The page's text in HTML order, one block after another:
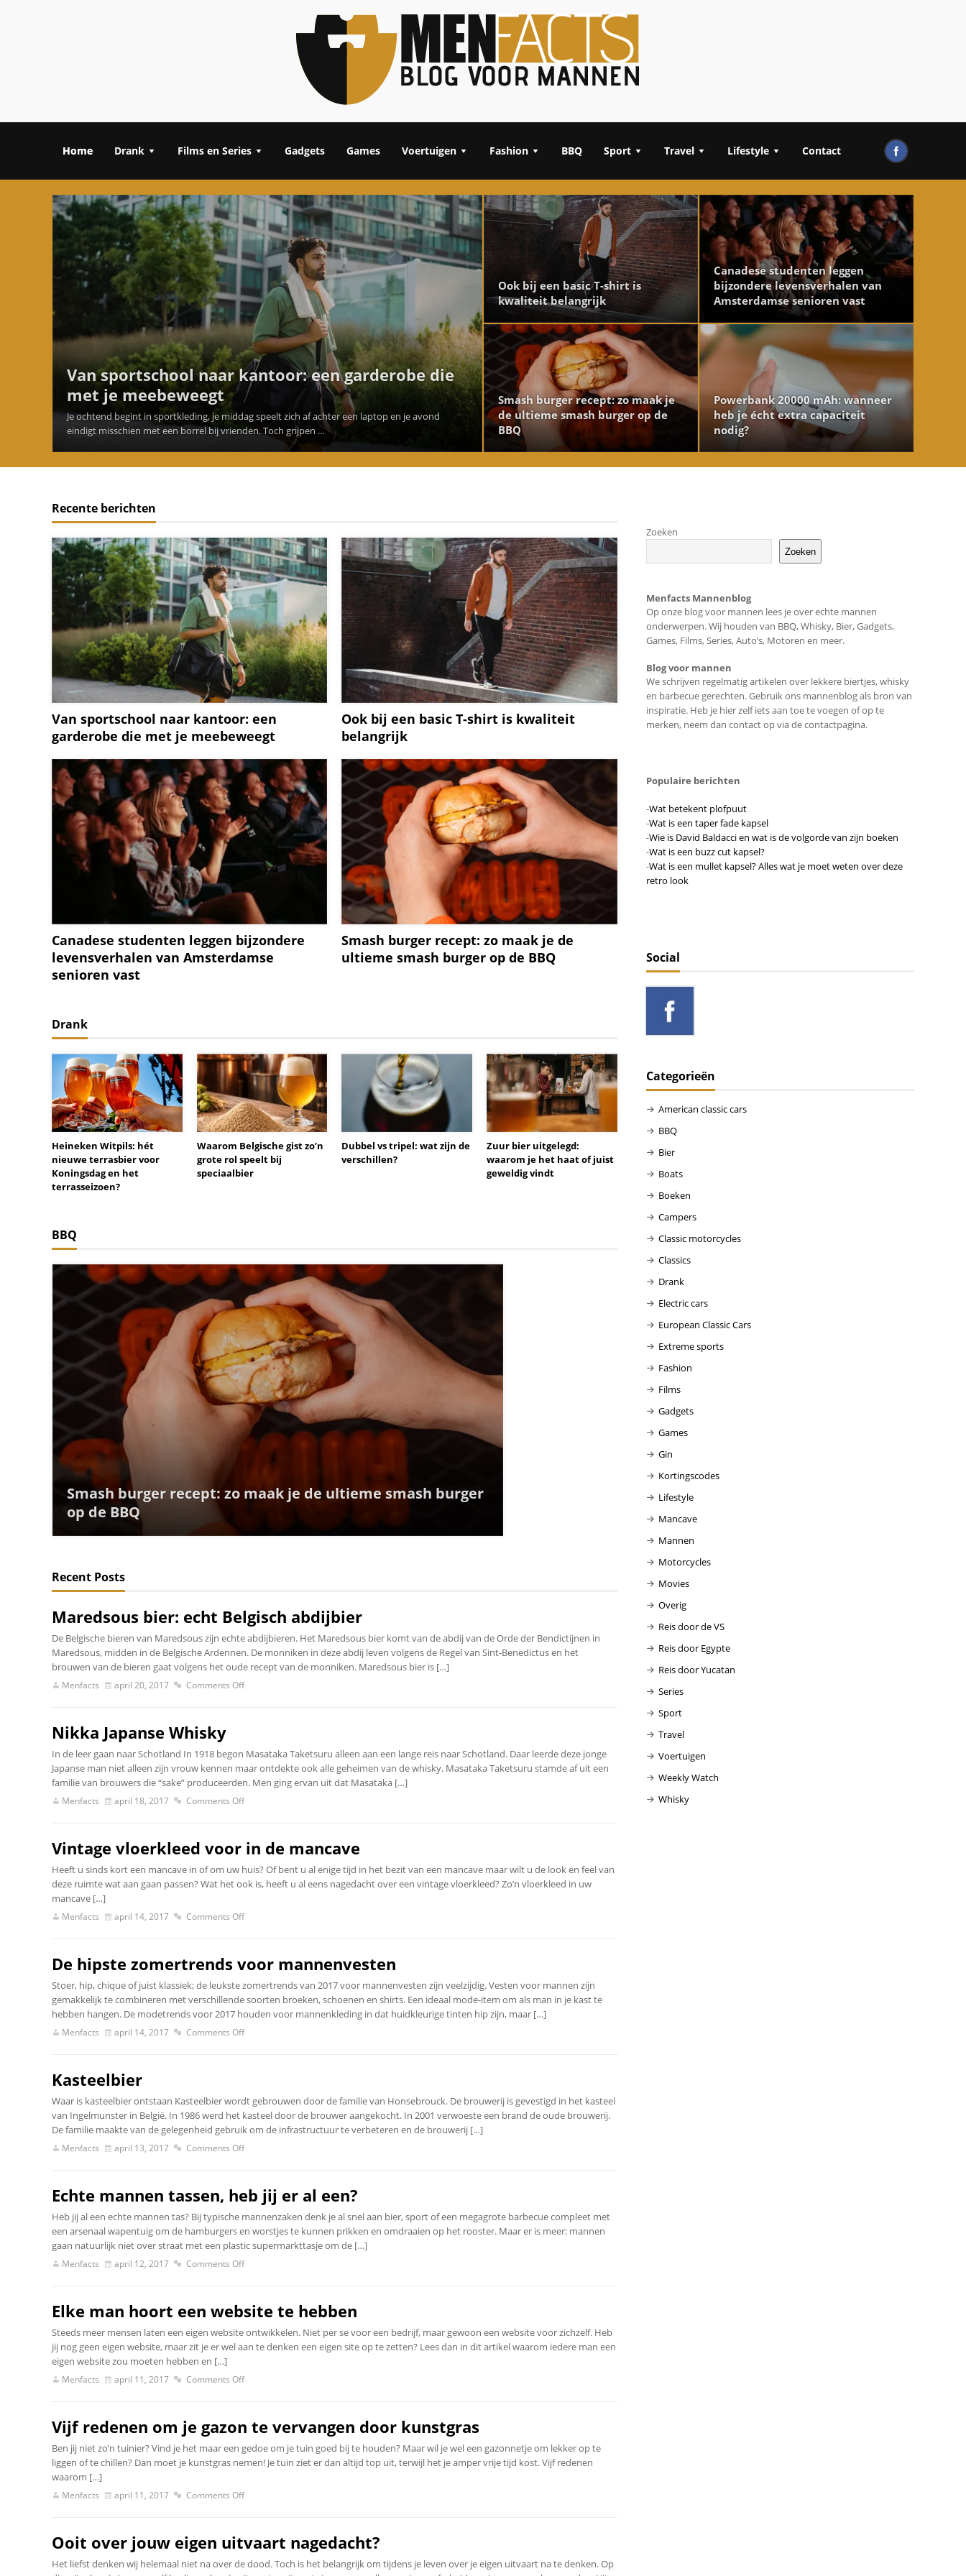
Home Drank Films en Series Gadgets Games Voertuigen Fashion BBQ Sport Travel Lifestyle Contact
Van sportschool naar kantoor: een garderobe die
met je meebeweegt
Je ochtend begint in sportkleding, je middag speelt zich af achter een laptop en je avond
eindigt misschien met een borrel bij vrienden. Toch grijpen ...
Ook bij een basic T-shirt is
kwaliteit belangrijk
Canadese studenten leggen
bijzondere levensverhalen van
Amsterdamse senioren vast
Smash burger recept: zo maak je
de ultieme smash burger op de
BBQ
Powerbank 20000 mAh: wanneer
heb je écht extra capaciteit
nodig?
Recente berichten
Van sportschool naar kantoor: een
garderobe die met je meebeweegt
Ook bij een basic T-shirt is kwaliteit
belangrijk
Canadese studenten leggen bijzondere
levensverhalen van Amsterdamse
senioren vast
Smash burger recept: zo maak je de
ultieme smash burger op de BBQ
Drank
Heineken Witpils: hét
nieuwe terrasbier voor
Koningsdag en het
terrasseizoen?
Waarom Belgische gist zo’n
grote rol speelt bij
speciaalbier
Dubbel vs tripel: wat zijn de
verschillen?
Zuur bier uitgelegd:
waarom je het haat of juist
geweldig vindt
BBQ
Smash burger recept: zo maak je de ultieme smash burger
op de BBQ
Recent Posts
Maredsous bier: echt Belgisch abdijbier
De Belgische bieren van Maredsous zijn echte abdijbieren. Het Maredsous bier komt van de abdij van de Orde der Bendictijnen in
Maredsous, midden in de Belgische Ardennen. De monniken in deze abdij leven volgens de Regel van Sint-Benedictus en het
brouwen van de bieren gaat volgens het oude recept van de monniken. Maredsous bier is […]
Menfacts april 20, 2017 Comments Off
Nikka Japanse Whisky
In de leer gaan naar Schotland In 1918 begon Masataka Taketsuru alleen aan een lange reis naar Schotland. Daar leerde deze jonge
Japanse man niet alleen zijn vrouw kennen maar ontdekte ook alle geheimen van de whisky. Masataka Taketsuru stamde af uit een
familie van brouwers die “sake” produceerden. Men ging ervan uit dat Masataka […]
Menfacts april 18, 2017 Comments Off
Vintage vloerkleed voor in de mancave
Heeft u sinds kort een mancave in of om uw huis? Of bent u al enige tijd in het bezit van een mancave maar wilt u de look en feel van
deze ruimte wat aan gaan passen? Wat het ook is, heeft u al eens nagedacht over een vintage vloerkleed? Zo’n vloerkleed in uw
mancave […]
Menfacts april 14, 2017 Comments Off
De hipste zomertrends voor mannenvesten
Stoer, hip, chique of juist klassiek; de leukste zomertrends van 2017 voor mannenvesten zijn veelzijdig. Vesten voor mannen zijn
gemakkelijk te combineren met verschillende soorten broeken, schoenen en shirts. Een ideaal mode-item om als man in je kast te
hebben hangen. De modetrends voor 2017 houden voor mannenkleding in dat huidkleurige tinten hip zijn, maar […]
Menfacts april 14, 2017 Comments Off
Kasteelbier
Waar is kasteelbier ontstaan Kasteelbier wordt gebrouwen door de familie van Honsebrouck. De brouwerij is gevestigd in het kasteel
van Ingelmunster in België. In 1986 werd het kasteel door de brouwer aangekocht. In 2001 verwoeste een brand de oude brouwerij.
De familie maakte van de gelegenheid gebruik om de infrastructuur te verbeteren en de brouwerij […]
Menfacts april 13, 2017 Comments Off
Echte mannen tassen, heb jij er al een?
Heb jij al een echte mannen tas? Bij typische mannenzaken denk je al snel aan bier, sport of een megagrote barbecue compleet met
een arsenaal wapentuig om de hamburgers en worstjes te kunnen prikken en omdraaien op het rooster. Maar er is meer: mannen
gaan natuurlijk niet over straat met een plastic supermarkttasje om de […]
Menfacts april 12, 2017 Comments Off
Elke man hoort een website te hebben
Steeds meer mensen laten een eigen website ontwikkelen. Niet per se voor een bedrijf, maar gewoon een website voor zichzelf. Heb
jij nog geen eigen website, maar zit je er wel aan te denken een eigen site op te zetten? Lees dan in dit artikel waarom iedere man een
eigen website zou moeten hebben en […]
Menfacts april 11, 2017 Comments Off
Vijf redenen om je gazon te vervangen door kunstgras
Ben jij niet zo’n tuinier? Vind je het maar een gedoe om je tuin goed bij te houden? Maar wil je wel een gazonnetje om lekker op te
liggen of te chillen? Dan moet je kunstgras nemen! Je tuin ziet er dan altijd top uit, terwijl het je amper vrije tijd kost. Vijf redenen
waarom […]
Menfacts april 11, 2017 Comments Off
Ooit over jouw eigen uitvaart nagedacht?
Het liefst denken wij helemaal niet na over de dood. Toch is het belangrijk om tijdens je leven over je eigen uitvaart na te denken. Op
Zoeken
Zoeken
Menfacts Mannenblog
Op onze blog voor mannen lees je over echte mannen
onderwerpen. Wij houden van BBQ, Whisky, Bier, Gadgets,
Games, Films, Series, Auto’s, Motoren en meer.
Blog voor mannen
We schrijven regelmatig artikelen over lekkere biertjes, whisky
en barbecue gerechten. Gebruik ons mannenblog als bron van
inspiratie. Heb je hier zelf iets aan toe te voegen of op te
merken, neem dan contact op via de contactpagina.
Populaire berichten
-Wat betekent plofpuut
-Wat is een taper fade kapsel
-Wie is David Baldacci en wat is de volgorde van zijn boeken
-Wat is een buzz cut kapsel?
-Wat is een mullet kapsel? Alles wat je moet weten over deze
retro look
Social
Categorieën
American classic cars
BBQ
Bier
Boats
Boeken
Campers
Classic motorcycles
Classics
Drank
Electric cars
European Classic Cars
Extreme sports
Fashion
Films
Gadgets
Games
Gin
Kortingscodes
Lifestyle
Mancave
Mannen
Motorcycles
Movies
Overig
Reis door de VS
Reis door Egypte
Reis door Yucatan
Series
Sport
Travel
Voertuigen
Weekly Watch
Whisky